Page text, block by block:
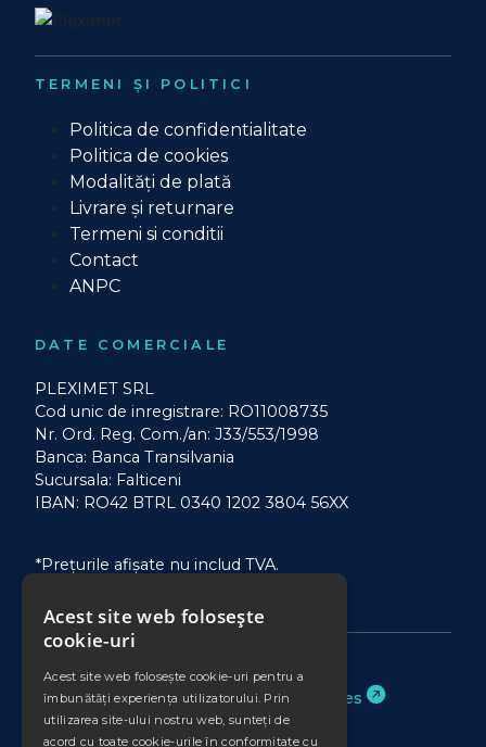
TERMENI ȘI POLITICI
Politica de confidentialitate
Politica de cookies
Modalități de plată
Livrare și returnare
Termeni si conditii
Contact
ANPC
DATE COMERCIALE
PLEXIMET SRL
Cod unic de inregistrare: RO11008735
Nr. Ord. Reg. Com./an: J33/553/1998
Banca: Banca Transilvania
Sucursala: Falticeni
IBAN: RO42 BTRL 0340 1202 3804 56XX
*Prețurile afișate nu includ TVA.
Website realizat deBinary Services
Acest site web folosește
cookie-uri
Acest site web folosește cookie-uri pentru a
îmbunătăți experiența utilizatorului. Prin
utilizarea site-ului nostru web, sunteți de
acord cu toate cookie-urile în conformitate cu